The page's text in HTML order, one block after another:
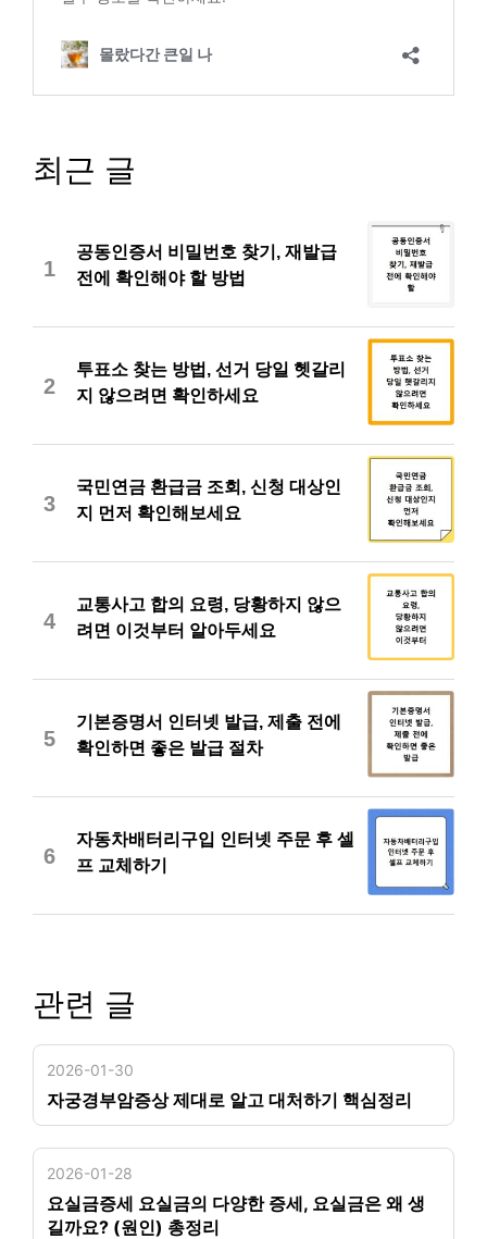
최근 글
1
공동인증서 비밀번호 찾기, 재발급
전에 확인해야 할 방법
2
투표소 찾는 방법, 선거 당일 헷갈리
지 않으려면 확인하세요
3
국민연금 환급금 조회, 신청 대상인
지 먼저 확인해보세요
4
교통사고 합의 요령, 당황하지 않으
려면 이것부터 알아두세요
5
기본증명서 인터넷 발급, 제출 전에
확인하면 좋은 발급 절차
6
자동차배터리구입 인터넷 주문 후 셀
프 교체하기
관련 글
2026-01-30
자궁경부암증상 제대로 알고 대처하기 핵심정리
2026-01-28
요실금증세 요실금의 다양한 증세, 요실금은 왜 생
길까요? (원인) 총정리